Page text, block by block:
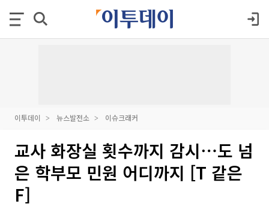
이투데이 뉴스발전소 이슈크래커
교사 화장실 횟수까지 감시⋯도 넘
은 학부모 민원 어디까지 [T 같은
F]